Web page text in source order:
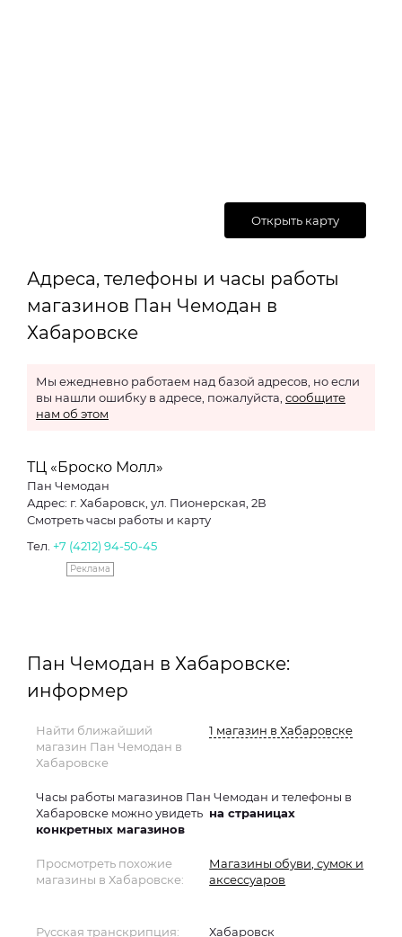
Открыть карту
Адреса, телефоны и часы работы
магазинов Пан Чемодан в
Хабаровске
Мы ежедневно работаем над базой адресов, но если
вы нашли ошибку в адресе, пожалуйста, сообщите
нам об этом
ТЦ «Броско Молл»
Пан Чемодан
Адрес: г. Хабаровск, ул. Пионерская, 2В
Смотреть часы работы и карту
Тел. +7 (4212) 94-50-45
Реклама
Пан Чемодан в Хабаровске:
информер
Найти ближайший
магазин Пан Чемодан в
Хабаровске
1 магазин в Хабаровске
Часы работы магазинов Пан Чемодан и телефоны в
Хабаровске можно увидеть на страницах
конкретных магазинов
Просмотреть похожие
магазины в Хабаровске:
Магазины обуви, сумок и
аксессуаров
Русская транскрипция: Хабаровск